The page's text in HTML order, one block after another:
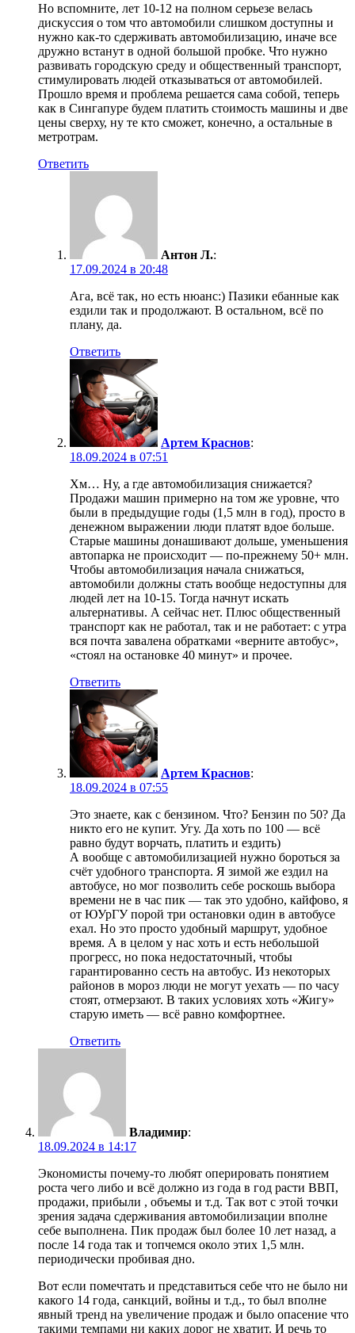
Но вспомните, лет 10-12 на полном серьезе велась
дискуссия о том что автомобили слишком доступны и
нужно как-то сдерживать автомобилизацию, иначе все
дружно встанут в одной большой пробке. Что нужно
развивать городскую среду и общественный транспорт,
стимулировать людей отказываться от автомобилей.
Прошло время и проблема решается сама собой, теперь
как в Сингапуре будем платить стоимость машины и две
цены сверху, ну те кто сможет, конечно, а остальные в
метротрам.
Ответить
Антон Л.:
17.09.2024 в 20:48
Ага, всё так, но есть нюанс:) Пазики ебанные как
ездили так и продолжают. В остальном, всё по
плану, да.
Ответить
Артем Краснов:
18.09.2024 в 07:51
Хм… Ну, а где автомобилизация снижается?
Продажи машин примерно на том же уровне, что
были в предыдущие годы (1,5 млн в год), просто в
денежном выражении люди платят вдое больше.
Старые машины донашивают дольше, уменьшения
автопарка не происходит — по-прежнему 50+ млн.
Чтобы автомобилизация начала снижаться,
автомобили должны стать вообще недоступны для
людей лет на 10-15. Тогда начнут искать
альтернативы. А сейчас нет. Плюс общественный
транспорт как не работал, так и не работает: с утра
вся почта завалена обратками «верните автобус»,
«стоял на остановке 40 минут» и прочее.
Ответить
Артем Краснов:
18.09.2024 в 07:55
Это знаете, как с бензином. Что? Бензин по 50? Да
никто его не купит. Угу. Да хоть по 100 — всё
равно будут ворчать, платить и ездить)
А вообще с автомобилизацией нужно бороться за
счёт удобного транспорта. Я зимой же ездил на
автобусе, но мог позволить себе роскошь выбора
времени не в час пик — так это удобно, кайфово, я
от ЮУрГУ порой три остановки один в автобусе
ехал. Но это просто удобный маршрут, удобное
время. А в целом у нас хоть и есть небольшой
прогресс, но пока недостаточный, чтобы
гарантированно сесть на автобус. Из некоторых
районов в мороз люди не могут уехать — по часу
стоят, отмерзают. В таких условиях хоть «Жигу»
старую иметь — всё равно комфортнее.
Ответить
Владимир:
18.09.2024 в 14:17
Экономисты почему-то любят оперировать понятием
роста чего либо и всё должно из года в год расти ВВП,
продажи, прибыли , объемы и т.д. Так вот с этой точки
зрения задача сдерживания автомобилизации вполне
себе выполнена. Пик продаж был более 10 лет назад, а
после 14 года так и топчемся около этих 1,5 млн.
периодически пробивая дно.
Вот если помечтать и представиться себе что не было ни
какого 14 года, санкций, войны и т.д., то был вполне
явный тренд на увеличение продаж и было опасение что
такими темпами ни каких дорог не хватит. И речь то